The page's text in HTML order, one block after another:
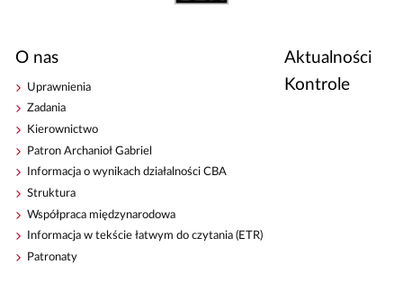
O nas
Uprawnienia
Zadania
Kierownictwo
Patron Archanioł Gabriel
Informacja o wynikach działalności CBA
Struktura
Współpraca międzynarodowa
Informacja w tekście łatwym do czytania (ETR)
Patronaty
Aktualności
Kontrole